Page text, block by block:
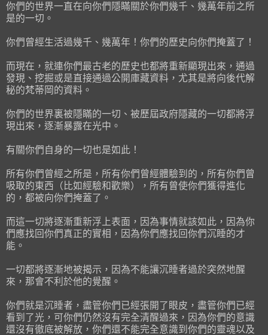
你們的世界一直在向你們隱瞞關於你們幾千、幾萬年前之所
是的一切。
你們曾經生活過幾千、幾萬年！你們的歷史向你們掩蓋了！
而現在，就連你們最古老的歷史也都將重新顯現出來，通過
發現、挖掘或是直接通過公開庫藏資料，尤其是將向後代解
秘的梵蒂岡的資料。
你們的世界裏被隱瞞的一切、被歷屆政府隱藏的一切都將浮
現出來，逐漸暴露在光中。
有關你們自身的一切也是如此！
所有你們曾經之所是，所有你們曾經體驗到的，所有你們曾
吸取的東西（比如經驗和歡樂），所有曾使你們獲得進化
的，都被向你們掩蓋了。
而這一切將逐漸重新浮上表面，因為事情就該如此，因為你
們應找回你們真正的實相，因為你們應找回你們沉睡的才
能。
一切都將逐漸地被揭示，因為不能讓沉睡者過於突然地醒
來，那會不利於他的覺醒。
你們就是沉睡者，盡管你們已經張開了眼皮，盡管你們已經
看到了光，可你們仍然沒有完全清醒過來，因為你們的意識
還沒有徹底被解放，你們還不能完全意識到你們的靈魂以及